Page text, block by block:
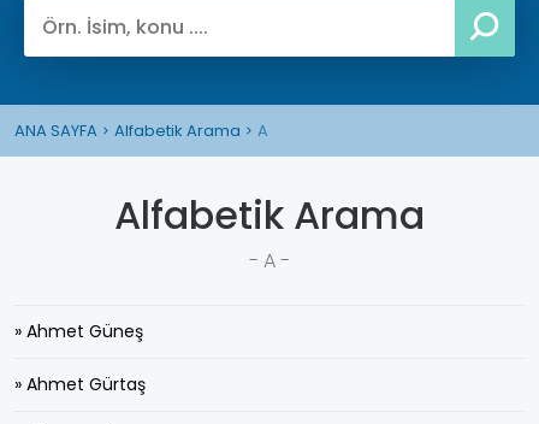
ANA SAYFA Alfabetik Arama A
Alfabetik Arama
- A -
» Ahmet Güneş
» Ahmet Gürtaş